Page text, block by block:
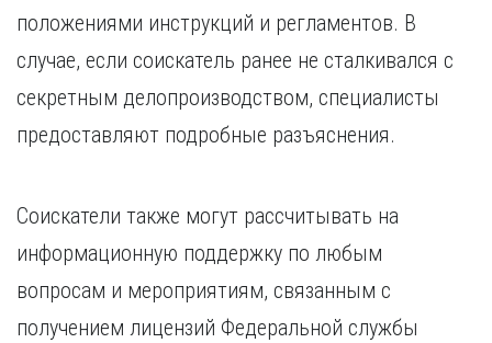
положениями инструкций и регламентов. В
случае, если соискатель ранее не сталкивался с
секретным делопроизводством, специалисты
предоставляют подробные разъяснения.
Соискатели также могут рассчитывать на
информационную поддержку по любым
вопросам и мероприятиям, связанным с
получением лицензий Федеральной службы